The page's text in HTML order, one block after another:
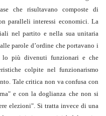
che risultavano composte di
paralleli interessi economici. La
nel partito e nella sua unitaria
parole d’ordine che portavano i
lo più divenuti funzionari e che
colpite nel funzionarismo
Tale critica non va confusa con
e con la doglianza che non si
elezioni". Si tratta invece di una